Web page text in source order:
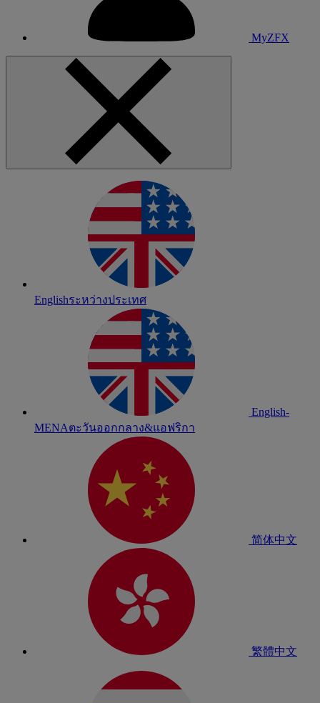
MyZFX
Englishระหว่างประเทศ
English-
MENAตะวันออกกลาง&แอฟริกา
简体中文
繁體中文